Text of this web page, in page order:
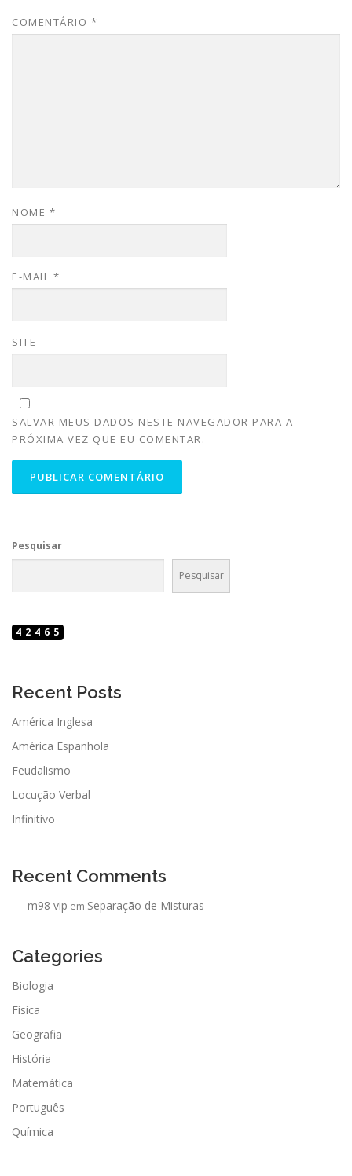
COMENTÁRIO *
NOME *
E-MAIL *
SITE
SALVAR MEUS DADOS NESTE NAVEGADOR PARA A
PRÓXIMA VEZ QUE EU COMENTAR.
Pesquisar
Pesquisar
42465
Recent Posts
América Inglesa
América Espanhola
Feudalismo
Locução Verbal
Infinitivo
Recent Comments
m98 vip em Separação de Misturas
Categories
Biologia
Física
Geografia
História
Matemática
Português
Química